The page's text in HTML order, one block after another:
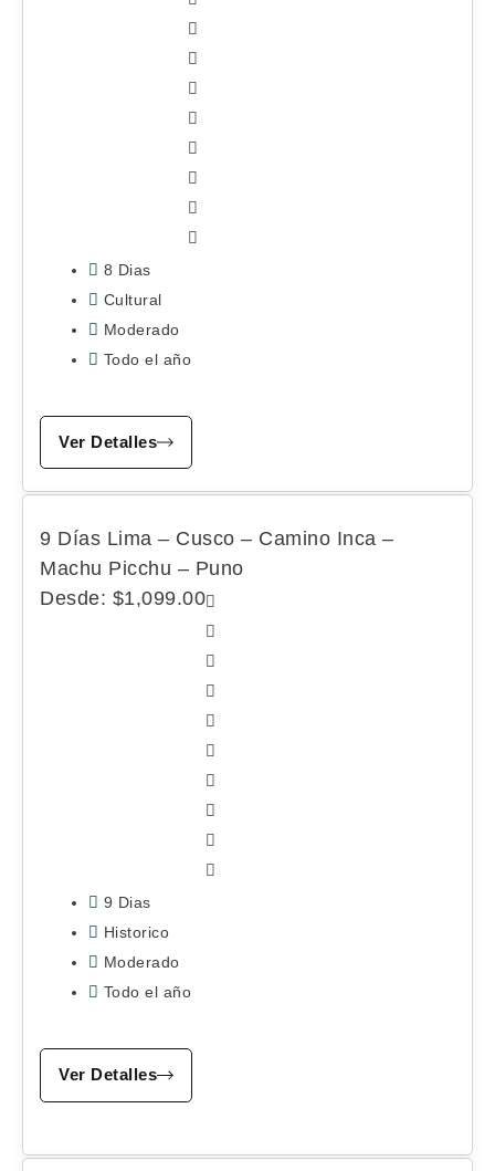
8 Dias
Cultural
Moderado
Todo el año
Ver Detalles
9 Días Lima – Cusco – Camino Inca –
Machu Picchu – Puno
Desde: $1,099.00
9 Dias
Historico
Moderado
Todo el año
Ver Detalles